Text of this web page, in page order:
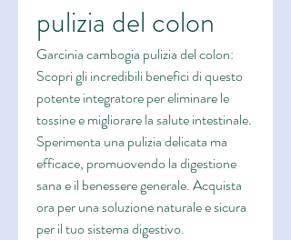
pulizia del colon
Garcinia cambogia pulizia del colon:
Scopri gli incredibili benefici di questo
potente integratore per eliminare le
tossine e migliorare la salute intestinale.
Sperimenta una pulizia delicata ma
efficace, promuovendo la digestione
sana e il benessere generale. Acquista
ora per una soluzione naturale e sicura
per il tuo sistema digestivo.